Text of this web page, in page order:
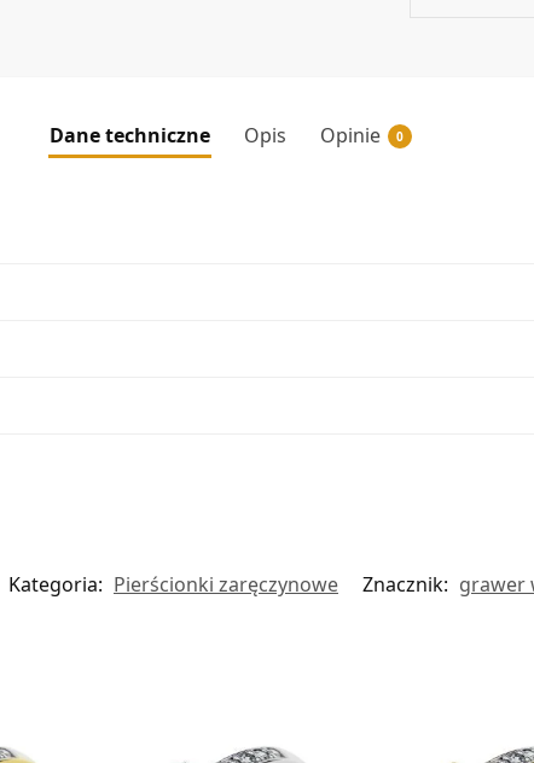
Dane techniczne Opis Opinie 0
Kategoria: Pierścionki zaręczynowe Znacznik: grawer